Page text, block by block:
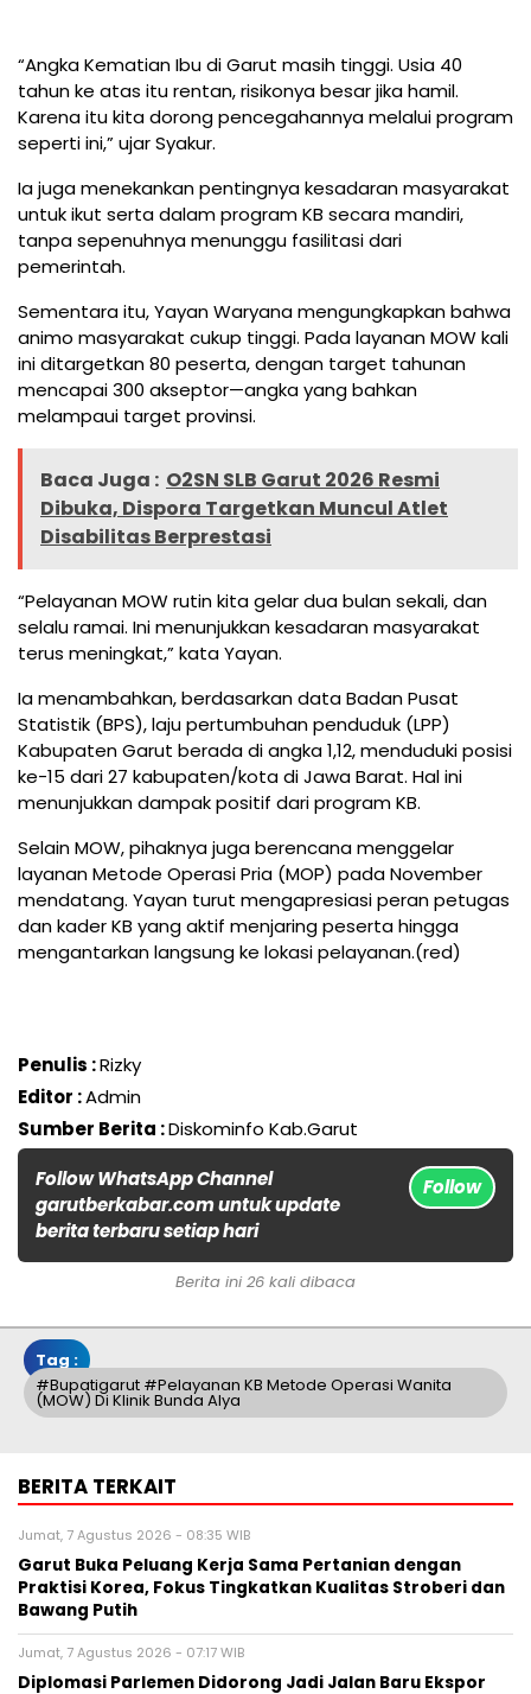
“Angka Kematian Ibu di Garut masih tinggi. Usia 40
tahun ke atas itu rentan, risikonya besar jika hamil.
Karena itu kita dorong pencegahannya melalui program
seperti ini,” ujar Syakur.
Ia juga menekankan pentingnya kesadaran masyarakat
untuk ikut serta dalam program KB secara mandiri,
tanpa sepenuhnya menunggu fasilitasi dari
pemerintah.
Sementara itu, Yayan Waryana mengungkapkan bahwa
animo masyarakat cukup tinggi. Pada layanan MOW kali
ini ditargetkan 80 peserta, dengan target tahunan
mencapai 300 akseptor—angka yang bahkan
melampaui target provinsi.
Baca Juga : O2SN SLB Garut 2026 Resmi
Dibuka, Dispora Targetkan Muncul Atlet
Disabilitas Berprestasi
“Pelayanan MOW rutin kita gelar dua bulan sekali, dan
selalu ramai. Ini menunjukkan kesadaran masyarakat
terus meningkat,” kata Yayan.
Ia menambahkan, berdasarkan data Badan Pusat
Statistik (BPS), laju pertumbuhan penduduk (LPP)
Kabupaten Garut berada di angka 1,12, menduduki posisi
ke-15 dari 27 kabupaten/kota di Jawa Barat. Hal ini
menunjukkan dampak positif dari program KB.
Selain MOW, pihaknya juga berencana menggelar
layanan Metode Operasi Pria (MOP) pada November
mendatang. Yayan turut mengapresiasi peran petugas
dan kader KB yang aktif menjaring peserta hingga
mengantarkan langsung ke lokasi pelayanan.(red)
Penulis :Rizky
Editor :Admin
Sumber Berita :Diskominfo Kab.Garut
Follow WhatsApp Channel
garutberkabar.com untuk update
berita terbaru setiap hari
Follow
Berita ini 26 kali dibaca
Tag :
#Bupatigarut #pelayanan KB Metode Operasi Wanita
(MOW) Di Klinik Bunda Alya
BERITA TERKAIT
Jumat, 7 Agustus 2026 - 08:35 WIB
Garut Buka Peluang Kerja Sama Pertanian dengan
Praktisi Korea, Fokus Tingkatkan Kualitas Stroberi dan
Bawang Putih
Jumat, 7 Agustus 2026 - 07:17 WIB
Diplomasi Parlemen Didorong Jadi Jalan Baru Ekspor